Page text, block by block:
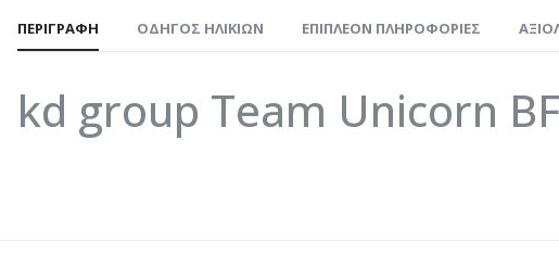
ΠΕΡΙΓΡΑΦΉ ΟΔΗΓΌΣ ΗΛΙΚΙΏΝ ΕΠΙΠΛΈΟΝ ΠΛΗΡΟΦΟΡΊΕΣ
kd group Team Unicorn